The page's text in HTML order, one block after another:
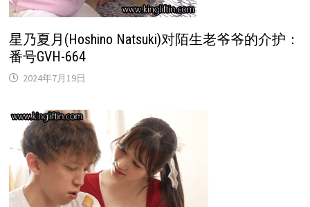
星乃夏月(Hoshino Natsuki)对陌生老爷爷的介护：
番号GVH-664
2024年7月19日